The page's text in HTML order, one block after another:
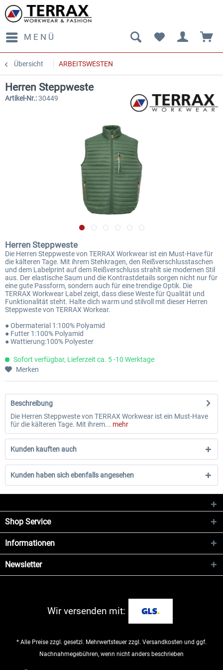
MENÜ
Übersicht ARBEITSWESTEN
Herren Steppweste
Artikel-Nr.:30449
Herren Steppweste
Die Herren Steppweste von TERRAX Workwear ist ein Must-Have für
die kälteren Tage. Mit ihrem Stehkragen, den Reißverschlusstaschen
und dem Labelprint auf dem Reißverschluss strahlt sie modernen Stil
aus. Der elastische Saum und die Kontrastdetails sorgen nicht nur für
eine gute Passform, sondern auch für eine trendige Optik. Die
TERRAX Workwear Label zeigt, dass diese Weste für Qualität und
Funktionalität steht. Halte dich warm und stilvoll mit dieser Herren
Steppweste von TERRAX Workear.
● Obermaterial 1:100% Polyamid
● Futter 1:100% Polyamid
● Wattierung:100% Polyester
Sofort verfügbar, Lieferzeit ca. 5 -10 Werktage
Merken
Beschreibung
Die Herren Steppweste von TERRAX Workwear ist ein Must-Have
für die kälteren Tage. Mit ihrem... mehr
Kunden kauften auch
Kunden haben sich ebenfalls angesehen
Shop Service
Informationen
Newsletter
Wir versenden mit:
* Alle Preise zzgl. gesetzl. Mehrwertsteuer zzgl. Versandkosten und ggf.
Nachnahmegebühren, wenn nicht anders beschrieben